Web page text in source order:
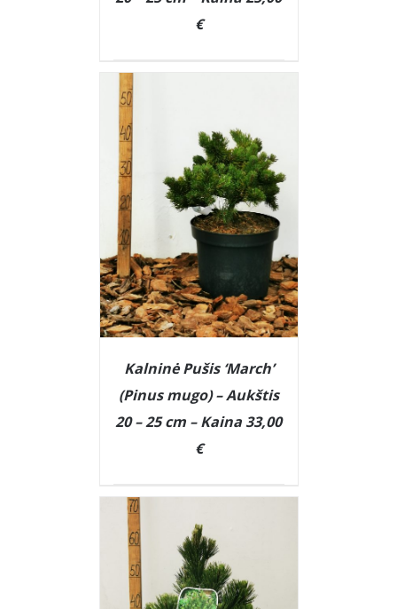
€
Kalninė Pušis ‘March’
(Pinus mugo) – Aukštis
20 – 25 cm – Kaina 33,00
€